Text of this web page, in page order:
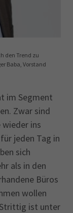
den Trend zu
Baba, Vorstand
im Segment
Zwar sind
ins
jeden Tag in
sich
als in den
Büros
wollen
ist unter